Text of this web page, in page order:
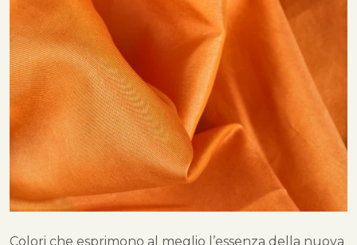
Colori che esprimono al meglio l’essenza della nuova